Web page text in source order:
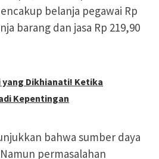
belanja pegawai Rp
barang dan jasa Rp 219,90
yang Dikhianati! Ketika
Kepentingan
bahwa sumber daya
permasalahan